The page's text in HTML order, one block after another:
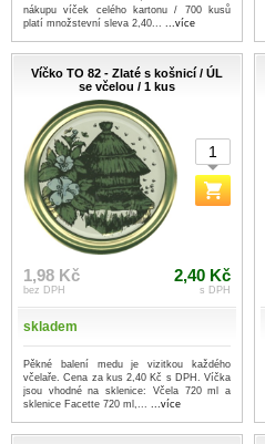
nákupu víček celého kartonu / 700 kusů
platí množstevní sleva 2,40... ...více
Víčko TO 82 - Zlaté s košnicí / ÚL
se včelou / 1 kus
1,98 Kč
bez DPH
2,40 Kč
s DPH
skladem
Pěkné balení medu je vizitkou každého
včelaře. Cena za kus 2,40 Kč s DPH. Víčka
jsou vhodné na sklenice: Včela 720 ml a
sklenice Facette 720 ml,... ...více